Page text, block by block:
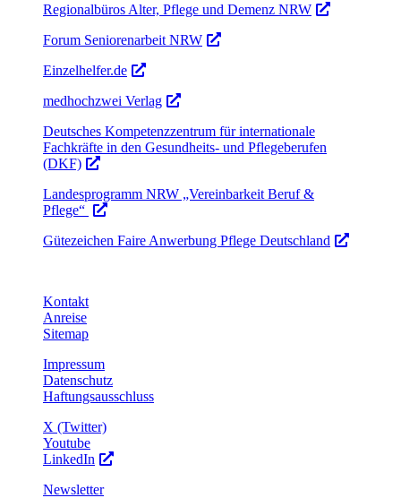
Regionalbüros Alter, Pflege und Demenz NRW
Forum Seniorenarbeit NRW
Einzelhelfer.de
medhochzwei Verlag
Deutsches Kompetenzzentrum für internationale
Fachkräfte in den Gesundheits- und Pflegeberufen
(DKF)
Landesprogramm NRW „Vereinbarkeit Beruf &
Pflege“
Gütezeichen Faire Anwerbung Pflege Deutschland
Kontakt
Anreise
Sitemap
Impressum
Datenschutz
Haftungsausschluss
X (Twitter)
Youtube
LinkedIn
Newsletter